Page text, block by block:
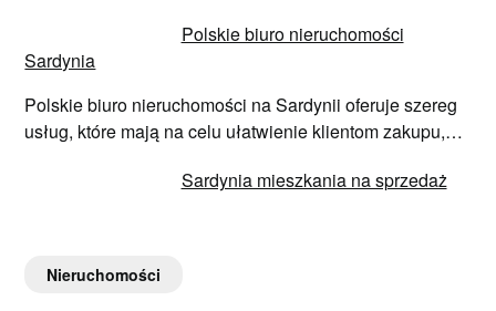
Polskie biuro nieruchomości
Sardynia
Polskie biuro nieruchomości na Sardynii oferuje szereg
usług, które mają na celu ułatwienie klientom zakupu,…
Sardynia mieszkania na sprzedaż
Nieruchomości